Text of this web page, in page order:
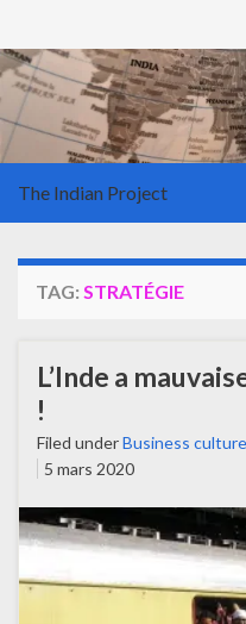
The Indian Project
TAG: STRATÉGIE
L’Inde a
!
Filed underBusiness culture
5 mars 2020